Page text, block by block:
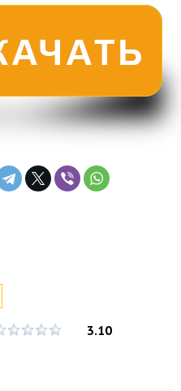
3.10